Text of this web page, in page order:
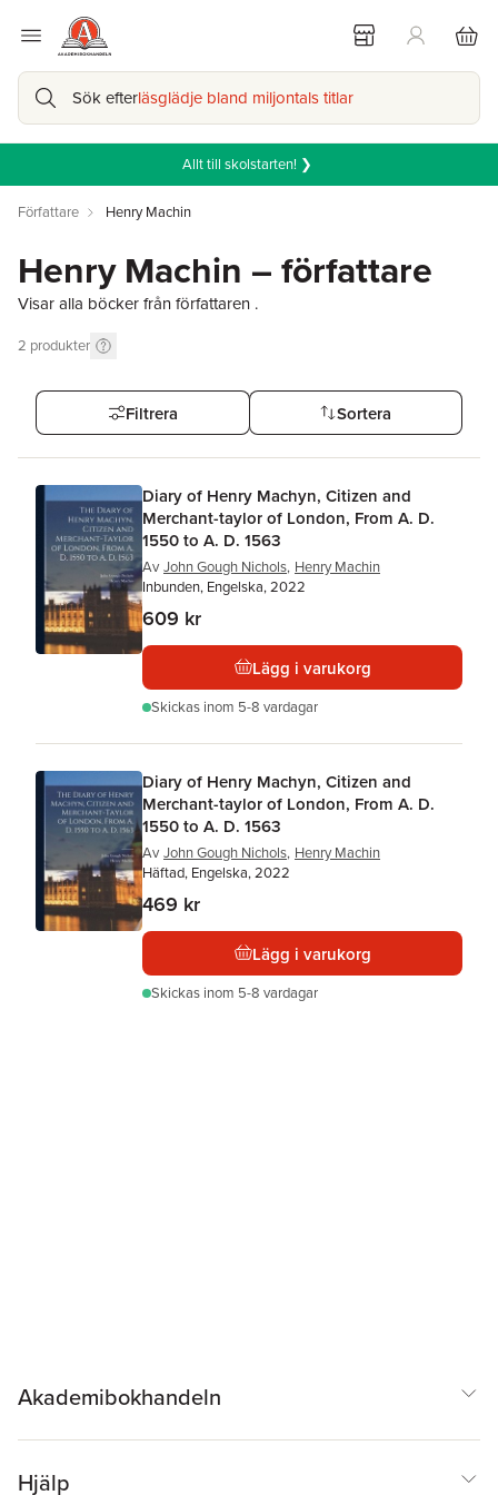
Sök efterläsglädje bland miljontals titlar
Allt till skolstarten! ❯
Författare Henry Machin
Henry Machin – författare
Visar alla böcker från författaren .
2 produkter
Filtrera Sortera
Diary of Henry Machyn, Citizen and
Merchant-taylor of London, From A. D.
1550 to A. D. 1563
Av John Gough Nichols, Henry Machin
Inbunden, Engelska, 2022
609 kr
Lägg i varukorg
Skickas inom 5-8 vardagar
Diary of Henry Machyn, Citizen and
Merchant-taylor of London, From A. D.
1550 to A. D. 1563
Av John Gough Nichols, Henry Machin
Häftad, Engelska, 2022
469 kr
Lägg i varukorg
Skickas inom 5-8 vardagar
Akademibokhandeln
Hjälp